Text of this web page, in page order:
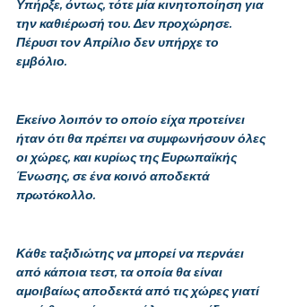
Υπήρξε, όντως, τότε μία κινητοποίηση για
την καθιέρωσή του. Δεν προχώρησε.
Πέρυσι τον Απρίλιο δεν υπήρχε το
εμβόλιο.
Εκείνο λοιπόν το οποίο είχα προτείνει
ήταν ότι θα πρέπει να συμφωνήσουν όλες
οι χώρες, και κυρίως της Ευρωπαϊκής
Ένωσης, σε ένα κοινό αποδεκτά
πρωτόκολλο.
Κάθε ταξιδιώτης να μπορεί να περνάει
από κάποια τεστ, τα οποία θα είναι
αμοιβαίως αποδεκτά από τις χώρες γιατί